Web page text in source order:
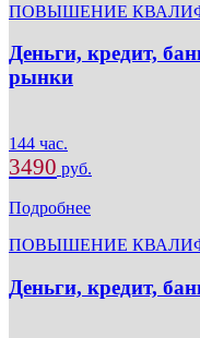
ПОВЫШЕНИЕ
Деньги, кредит,
рынки
144 час.
3490 руб.
Подробнее
ПОВЫШЕНИЕ
Деньги, кредит,